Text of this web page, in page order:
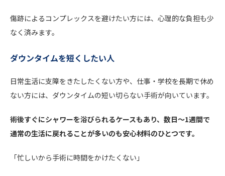
傷跡によるコンプレックスを避けたい方には、心理的な負担も少
なく済みます。
ダウンタイムを短くしたい人
日常生活に支障をきたしたくない方や、仕事・学校を長期で休め
ない方には、ダウンタイムの短い切らない手術が向いています。
術後すぐにシャワーを浴びられるケースもあり、数日〜1週間で
通常の生活に戻れることが多いのも安心材料のひとつです。
「忙しいから手術に時間をかけたくない」